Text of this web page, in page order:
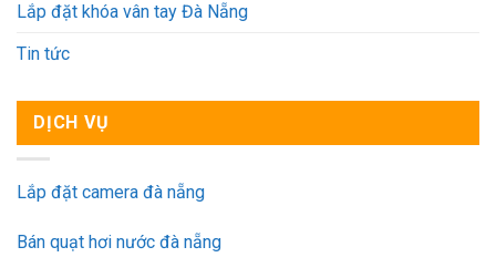
Lắp đặt khóa vân tay Đà Nẵng
Tin tức
DỊCH VỤ
Lắp đặt camera đà nẵng
Bán quạt hơi nước đà nẵng